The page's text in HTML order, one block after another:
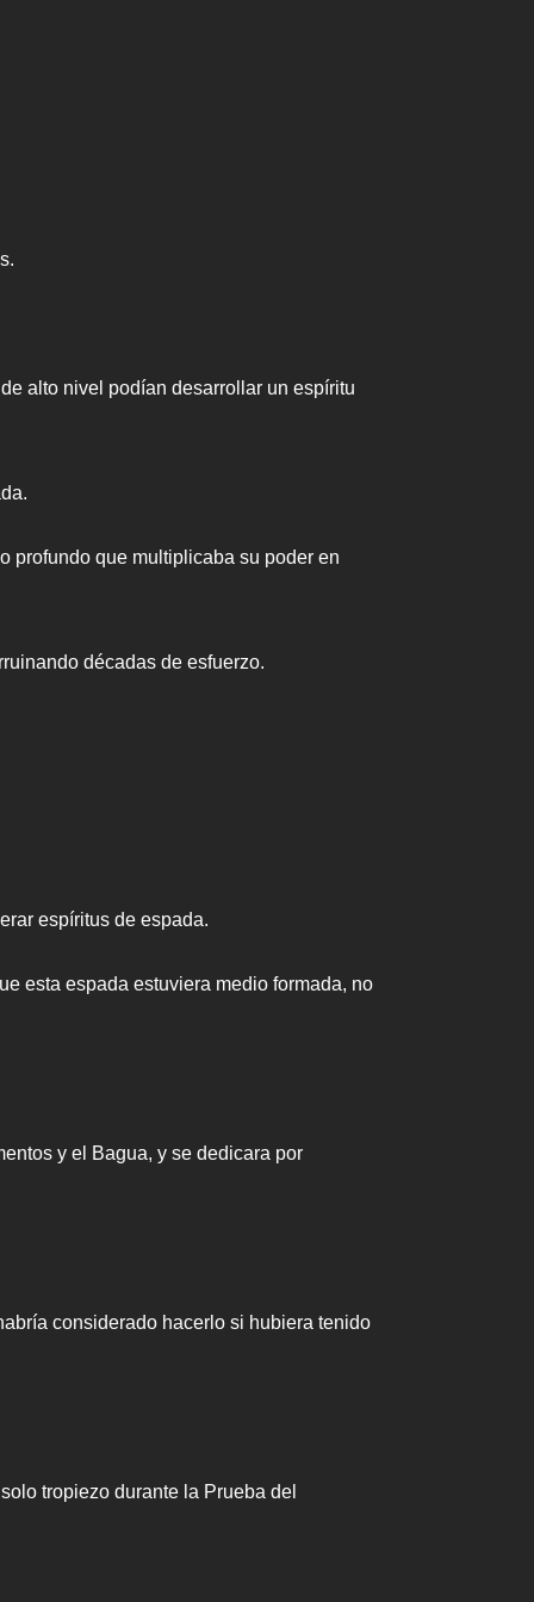
alto nivel podían desarrollar un espíritu
profundo que multiplicaba su poder en
décadas de esfuerzo.
espíritus de espada.
esta espada estuviera medio formada, no
y el Bagua, y se dedicara por
considerado hacerlo si hubiera tenido
tropiezo durante la Prueba del